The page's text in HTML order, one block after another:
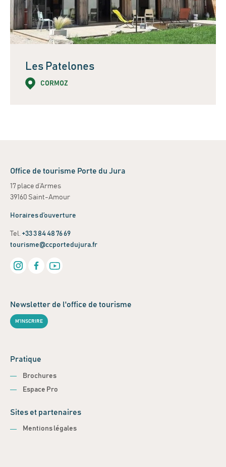
Les Patelones
CORMOZ
Office de tourisme Porte du Jura
17 place d’Armes
39160 Saint-Amour
Horaires d’ouverture
Tel. +33 3 84 48 76 69
tourisme@ccportedujura.fr
Newsletter de l'office de tourisme
M'INSCRIRE
Pratique
Brochures
Espace Pro
Sites et partenaires
Mentions légales